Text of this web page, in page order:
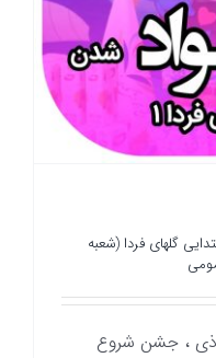
گلهای فردا (شعبه
، جشن شروع